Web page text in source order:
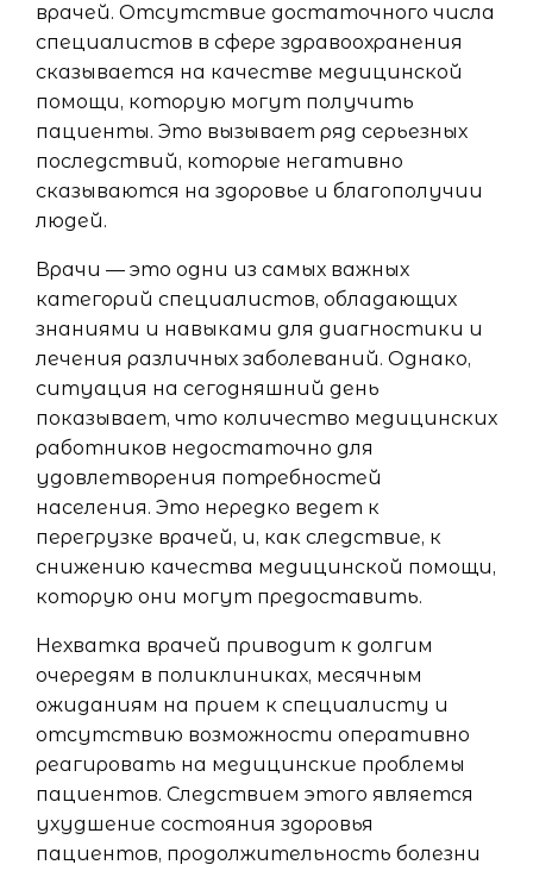
врачей. Отсутствие достаточного числа
специалистов в сфере здравоохранения
сказывается на качестве медицинской
помощи, которую могут получить
пациенты. Это вызывает ряд серьезных
последствий, которые негативно
сказываются на здоровье и благополучии
людей.
Врачи — это одни из самых важных
категорий специалистов, обладающих
знаниями и навыками для диагностики и
лечения различных заболеваний. Однако,
ситуация на сегодняшний день
показывает, что количество медицинских
работников недостаточно для
удовлетворения потребностей
населения. Это нередко ведет к
перегрузке врачей, и, как следствие, к
снижению качества медицинской помощи,
которую они могут предоставить.
Нехватка врачей приводит к долгим
очередям в поликлиниках, месячным
ожиданиям на прием к специалисту и
отсутствию возможности оперативно
реагировать на медицинские проблемы
пациентов. Следствием этого является
ухудшение состояния здоровья
пациентов, продолжительность болезни